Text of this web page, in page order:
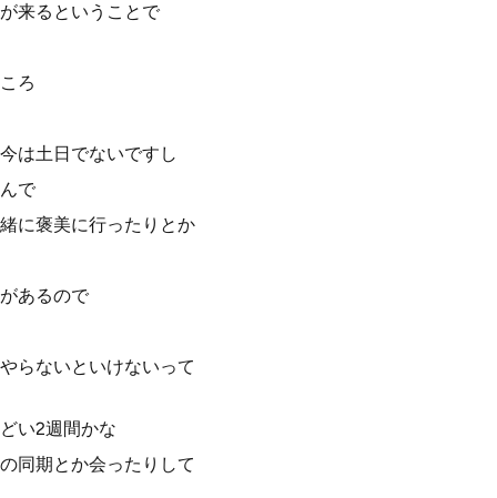
来るということで
ろ
は土日でないですし
で
に褒美に行ったりとか
あるので
らないといけないって
い2週間かな
同期とか会ったりして